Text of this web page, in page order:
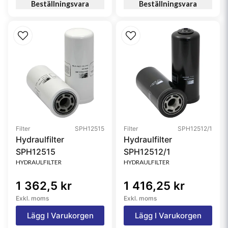
Beställningsvara
Beställningsvara
Filter SPH12515
Hydraulfilter
SPH12515
HYDRAULFILTER
1 362,5 kr
Exkl. moms
Lägg I Varukorgen
Filter SPH12512/1
Hydraulfilter
SPH12512/1
HYDRAULFILTER
1 416,25 kr
Exkl. moms
Lägg I Varukorgen